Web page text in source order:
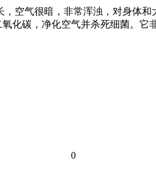
空气很暗，非常浑浊，对身体
化碳，净化空气并杀死细菌。
0